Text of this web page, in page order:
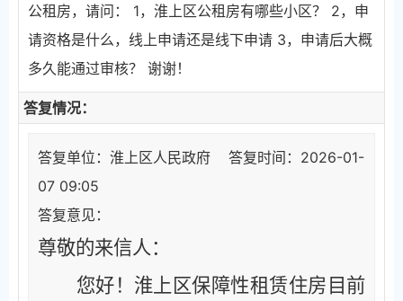
公租房，请问： 1，淮上区公租房有哪些小区？ 2，申
请资格是什么，线上申请还是线下申请 3，申请后大概
多久能通过审核？ 谢谢！
答复情况：
答复单位：淮上区人民政府 答复时间：2026-01-
07 09:05
答复意见：
尊敬的来信人：
您好！ 淮上区保障性租赁住房目前